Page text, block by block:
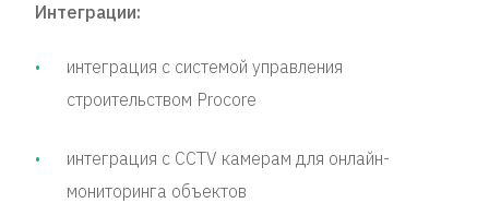
Интеграции:
интеграция с системой управления
строительством Procore
интеграция с CCTV камерам для онлайн-
мониторинга объектов